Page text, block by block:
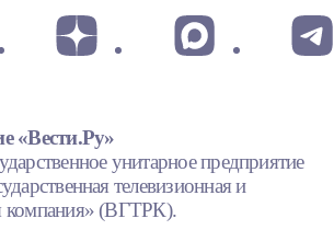
«Вести.Ру»
унитарное предприятие
телевизионная и
компания» (ВГТРК).